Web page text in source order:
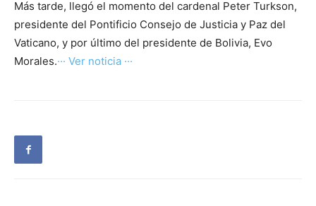
Más tarde, llegó el momento del cardenal Peter Turkson,
presidente del Pontificio Consejo de Justicia y Paz del
Vaticano, y por último del presidente de Bolivia, Evo
Morales.··· Ver noticia ···